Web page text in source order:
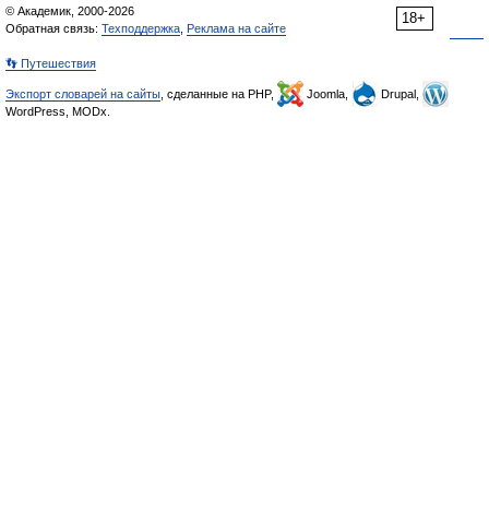
18+
© Академик, 2000-2026
Обратная связь: Техподдержка Реклама на сайте
👣 Путешествия
Экспорт словарей на сайты , сделанные на PHP, Joomla,
Drupal,
WordPress, MODx.